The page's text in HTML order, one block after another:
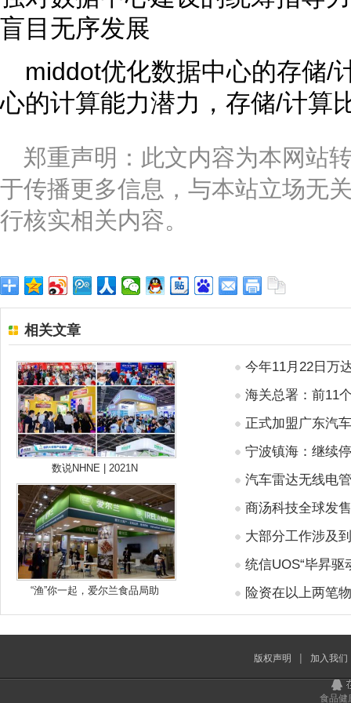
盲目无序发展
middot优化数据中心的存储/
心的计算能力潜力，存储/计算
郑重声明：此文内容为本网站
于传播更多信息，与本站立场无
行核实相关内容。
相关文章
数说NHNE | 2021N
“渔”你一起，爱尔兰食品局助
今年11月22日万
海关总署：前11
正式加盟广东汽
宁波镇海：继续
汽车雷达无线电
商汤科技全球发
大部分工作涉及
统信UOS“毕昇驱
险资在以上两笔
版权声明 | 加入我们
食品